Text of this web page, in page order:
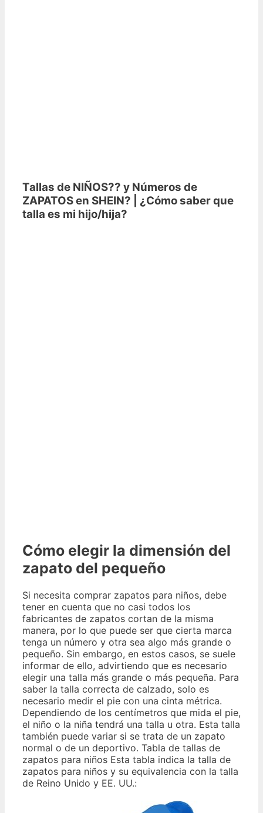
Tallas de NIÑOS?? y Números de
ZAPATOS en SHEIN? | ¿Cómo saber que
talla es mi hijo/hija?
Cómo elegir la dimensión del
zapato del pequeño
Si necesita comprar zapatos para niños, debe
tener en cuenta que no casi todos los
fabricantes de zapatos cortan de la misma
manera, por lo que puede ser que cierta marca
tenga un número y otra sea algo más grande o
pequeño. Sin embargo, en estos casos, se suele
informar de ello, advirtiendo que es necesario
elegir una talla más grande o más pequeña. Para
saber la talla correcta de calzado, solo es
necesario medir el pie con una cinta métrica.
Dependiendo de los centímetros que mida el pie,
el niño o la niña tendrá una talla u otra. Esta talla
también puede variar si se trata de un zapato
normal o de un deportivo. Tabla de tallas de
zapatos para niños Esta tabla indica la talla de
zapatos para niños y su equivalencia con la talla
de Reino Unido y EE. UU.: